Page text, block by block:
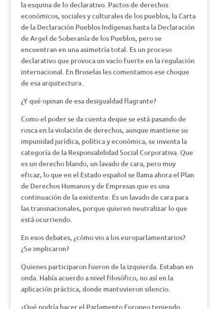
la esquina de lo declarativo. Pactos de derechos
económicos, sociales y culturales de los pueblos, la Carta
de la Declaración Pueblos Indígenas hasta la Declaración
de Argel de Soberanía de los Pueblos, pero se
encuentran en una asimetría total. Es un proceso
declarativo que provoca un vacío fuerte en la regulación
internacional. En Bruselas les comentamos ese choque
de esa arquitectura.
¿Y qué opinan de esa desigualdad flagrante?
Como el poder se da cuenta deque se está pasando de
rosca en la violación de derechos, aunque mantiene su
impunidad jurídica, política y económica, se inventa la
categoría de la Responsabilidad Social Corporativa. Que
es un derecho blando, un lavado de cara, pero muy
eficaz, lo que en el Estado español se llama ahora el Plan
de Derechos Humanos y de Empresas que es una
continuación de la existente. Es un lavado de cara para
las transnacionales, porque quieren neutralizar lo que
está ocurriendo.
En esos debates, ¿cómo vio a los europarlamentarios?
¿Se implicaron?
Quienes participaron fueron de la izquierda. Estaban en
onda. Había acuerdo a nivel filosófico, no así en la
aplicación práctica, donde mantuvieron silencio.
¿Qué podría hacer el Parlamento Europeo teniendo